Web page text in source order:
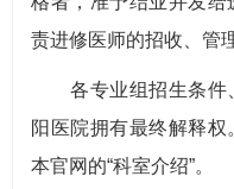
责进修医师的招收、管理
各专业组招生条件
阳医院拥有最终解释
本官网的“科室介绍”。